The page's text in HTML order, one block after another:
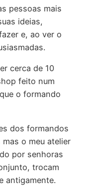
pessoas mais
ideias,
e, ao ver o
cerca de 10
feito num
o formando
dos formandos
o meu atelier
por senhoras
trocam
antigamente.